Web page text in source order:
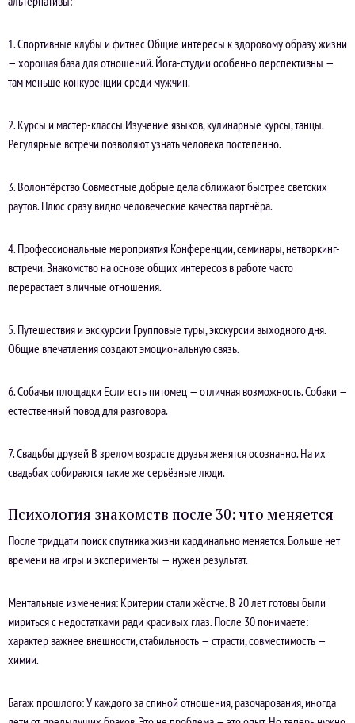
1. Спортивные клубы и фитнес Общие интересы к здоровому образу жизни
— хорошая база для отношений. Йога-студии особенно перспективны —
там меньше конкуренции среди мужчин.
2. Курсы и мастер-классы Изучение языков, кулинарные курсы, танцы.
Регулярные встречи позволяют узнать человека постепенно.
3. Волонтёрство Совместные добрые дела сближают быстрее светских
раутов. Плюс сразу видно человеческие качества партнёра.
4. Профессиональные мероприятия Конференции, семинары, нетворкинг-
встречи. Знакомство на основе общих интересов в работе часто
перерастает в личные отношения.
5. Путешествия и экскурсии Групповые туры, экскурсии выходного дня.
Общие впечатления создают эмоциональную связь.
6. Собачьи площадки Если есть питомец — отличная возможность. Собаки —
естественный повод для разговора.
7. Свадьбы друзей В зрелом возрасте друзья женятся осознанно. На их
свадьбах собираются такие же серьёзные люди.
Психология знакомств после 30: что меняется
После тридцати поиск спутника жизни кардинально меняется. Больше нет
времени на игры и эксперименты — нужен результат.
Ментальные изменения: Критерии стали жёстче. В 20 лет готовы были
мириться с недостатками ради красивых глаз. После 30 понимаете:
характер важнее внешности, стабильность — страсти, совместимость —
химии.
Багаж прошлого: У каждого за спиной отношения, разочарования, иногда